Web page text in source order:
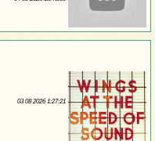
03 08 2026 1:27:21